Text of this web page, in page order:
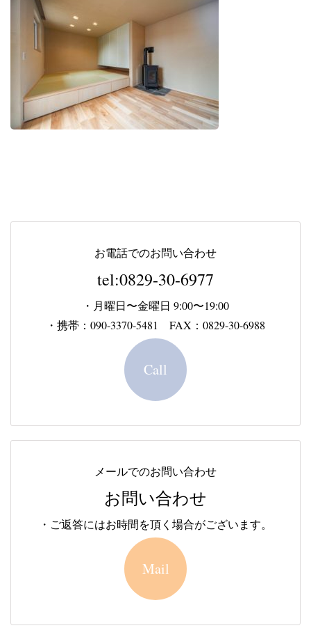
お電話でのお問い合わせ
tel:0829-30-6977
・月曜日〜金曜日 9:00〜19:00
・携帯：090-3370-5481 FAX：0829-30-6988
Call
メールでのお問い合わせ
お問い合わせ
・ご返答にはお時間を頂く場合がございます。
Mail